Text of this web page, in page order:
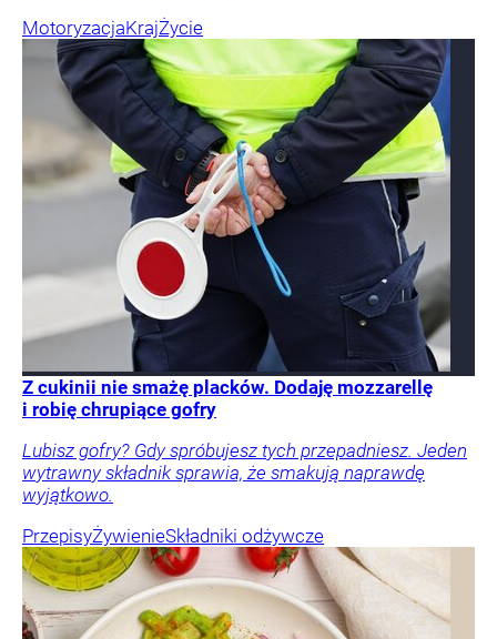
MotoryzacjaKrajŻycie
Z cukinii nie smażę placków. Dodaję mozzarellę
i robię chrupiące gofry
Lubisz gofry? Gdy spróbujesz tych przepadniesz. Jeden
wytrawny składnik sprawia, że smakują naprawdę
wyjątkowo.
PrzepisyŻywienieSkładniki odżywcze